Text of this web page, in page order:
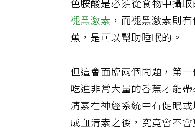
色胺酸是必須從食物中攝
褪黑激素 ，而褪黑激素則
蕉，是可以幫助睡眠的。
但這會面臨兩個問題，第
吃進非常大量的香蕉才能
清素在神經系統中有促眠
成血清素之後，究竟會不